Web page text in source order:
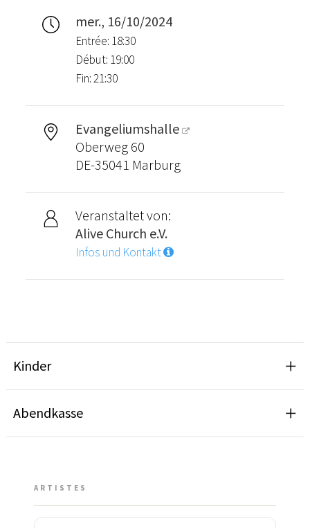
es auf dem Herzen hast
unsere Arbeit zu
unterstützen, kannst du das
gerne hier rüber machen.
Auch wenn wir vor großen
Herausforderungen
stehen....wir haben bis jetzt
immer erlebt wie unser Gott
übernatürlich aber auch
durch Menschen versorgt
Unterstützung!
mer., 16/10/2024
Entrée: 18:30
Début: 19:00
Fin: 21:30
Evangeliumshalle
Oberweg 60
DE-35041 Marburg
Veranstaltet von:
Alive Church e.V.
Infos und Kontakt
Kinder
Abendkasse
ARTISTES